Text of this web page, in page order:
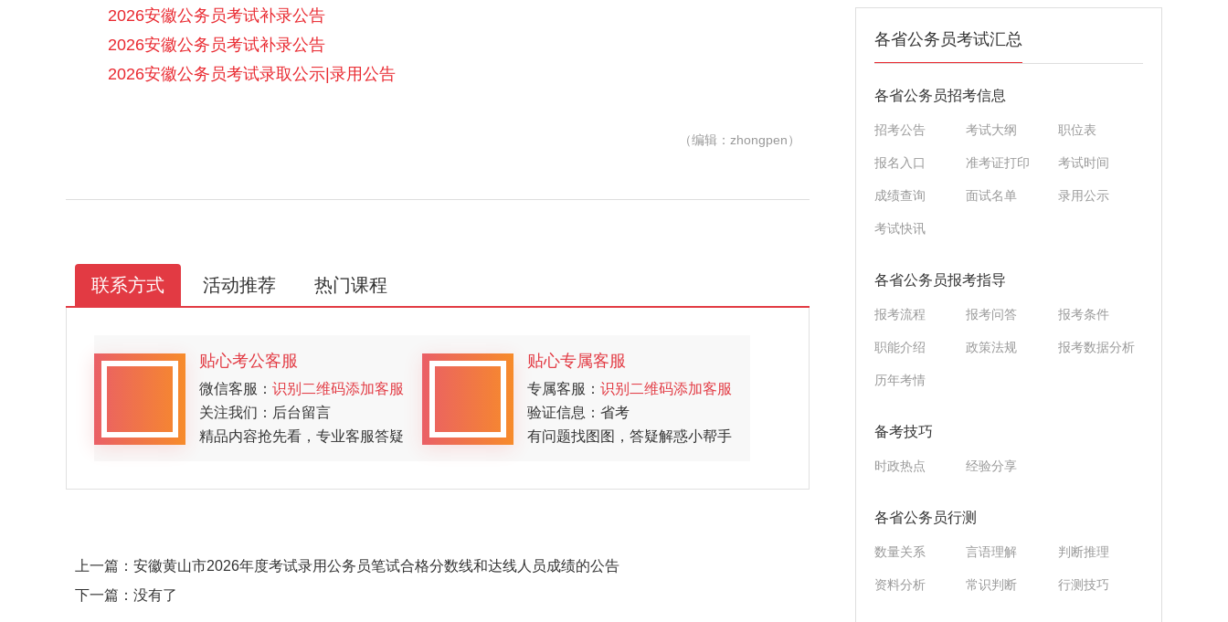
2026安徽公务员考试补录公告
2026安徽公务员考试补录公告
2026安徽公务员考试录取公示|录用公告
（编辑：zhongpen）
联系方式 活动推荐 热门课程
贴心考公客服
微信客服： 识别二维码添加客服
关注我们：后台留言
精品内容抢先看，专业客服答疑
贴心专属客服
专属客服： 识别二维码添加客服
验证信息：省考
有问题找图图，答疑解惑小帮手
上一篇： 安徽黄山市2026年度考试录用公务员笔试合格分数线和达线人员成绩的公告
下一篇：没有了
各省公务员考试汇总
各省公务员招考信息
招考公告 考试大纲 职位表
报名入口 准考证打印 考试时间
成绩查询 面试名单 录用公示
考试快讯
各省公务员报考指导
报考流程 报考问答 报考条件
职能介绍 政策法规 报考数据分析
历年考情
备考技巧
时政热点 经验分享
各省公务员行测
数量关系 言语理解 判断推理
资料分析 常识判断 行测技巧